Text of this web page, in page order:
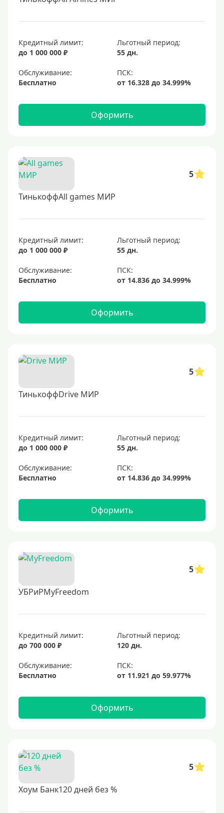
Кредитный лимит:
до 1 000 000 ₽
Льготный период:
55 дн.
Обслуживание:
Бесплатно
Оформить
5
ТинькоффAll games МИР
Кредитный лимит:
до 1 000 000 ₽
Льготный период:
55 дн.
Обслуживание:
Бесплатно
Оформить
5
ТинькоффDrive МИР
Кредитный лимит:
до 1 000 000 ₽
Льготный период:
55 дн.
Обслуживание:
Бесплатно
Оформить
5
УБРиРMyFreedom
Кредитный лимит:
до 700 000 ₽
Льготный период:
120 дн.
Обслуживание:
Бесплатно
Оформить
5
Хоум Банк120 дней без %